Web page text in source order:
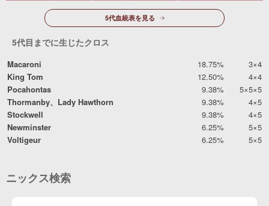
5代血統表を見る
5代目までに生じたクロス
Macaroni 18.75%
3×4
King Tom
12.50%
4×4
Pocahontas
9.38%
5×5×5
Thormanby、Lady Hawthorn
9.38%
4×5
Stockwell
9.38%
4×5
Newminster
6.25%
5×5
Voltigeur
6.25% 5×5
ニックス検索